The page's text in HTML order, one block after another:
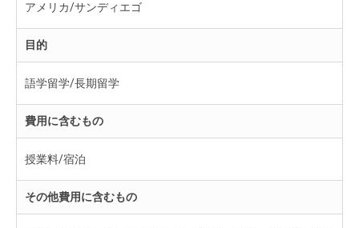
アメリカ/サンディエゴ
目的
語学留学/長期留学
費用に含むもの
授業料/宿泊
その他費用に含むもの